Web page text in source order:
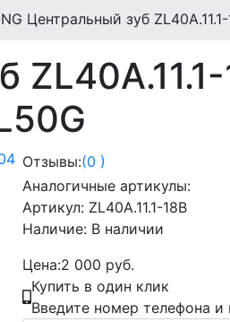
Центральный зуб
Отзывы:(0 )
Аналогичные артикулы:
Артикул: ZL40A.11.1-18B
Наличие: В наличии
Цена:2 000 руб.
Купить в один клик
Введите номер телефона